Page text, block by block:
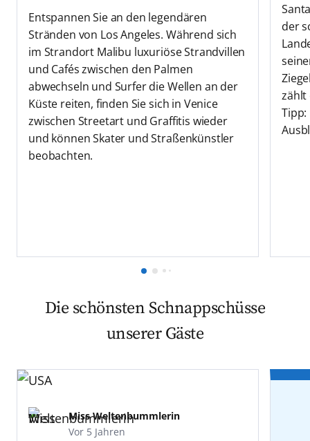
Entspannen Sie an den legendären
Stränden von Los Angeles. Während sich
im Strandort Malibu luxuriöse Strandvillen
und Cafés zwischen den Palmen
abwechseln und Surfer die Wellen an der
Küste reiten, finden Sie sich in Venice
zwischen Streetart und Graffitis wieder
und können Skater und Straßenkünstler
beobachten.
der
zählt
Tipp:
Die schönsten Schnappschüsse
unserer Gäste
Miss Weltenbummlerin
Vor 5 Jahren